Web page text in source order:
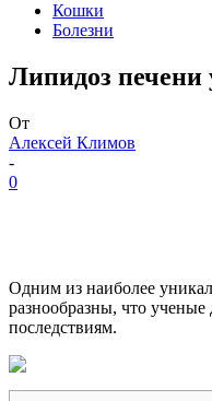
Кошки
Болезни
Липидоз печени
От
Алексей Климов
-
0
Одним из наиболее
разнообразны, что
последствиям.